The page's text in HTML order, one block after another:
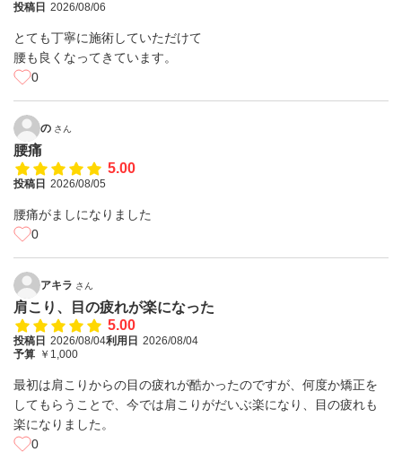
投稿日 2026/08/06
とても丁寧に施術していただけて
腰も良くなってきています。
0
の さん
腰痛
5.00
投稿日 2026/08/05
腰痛がましになりました
0
アキラ さん
肩こり、目の疲れが楽になった
5.00
投稿日 2026/08/04利用日 2026/08/04
予算 ￥1,000
最初は肩こりからの目の疲れが酷かったのですが、何度か矯正を
してもらうことで、今では肩こりがだいぶ楽になり、目の疲れも
楽になりました。
0